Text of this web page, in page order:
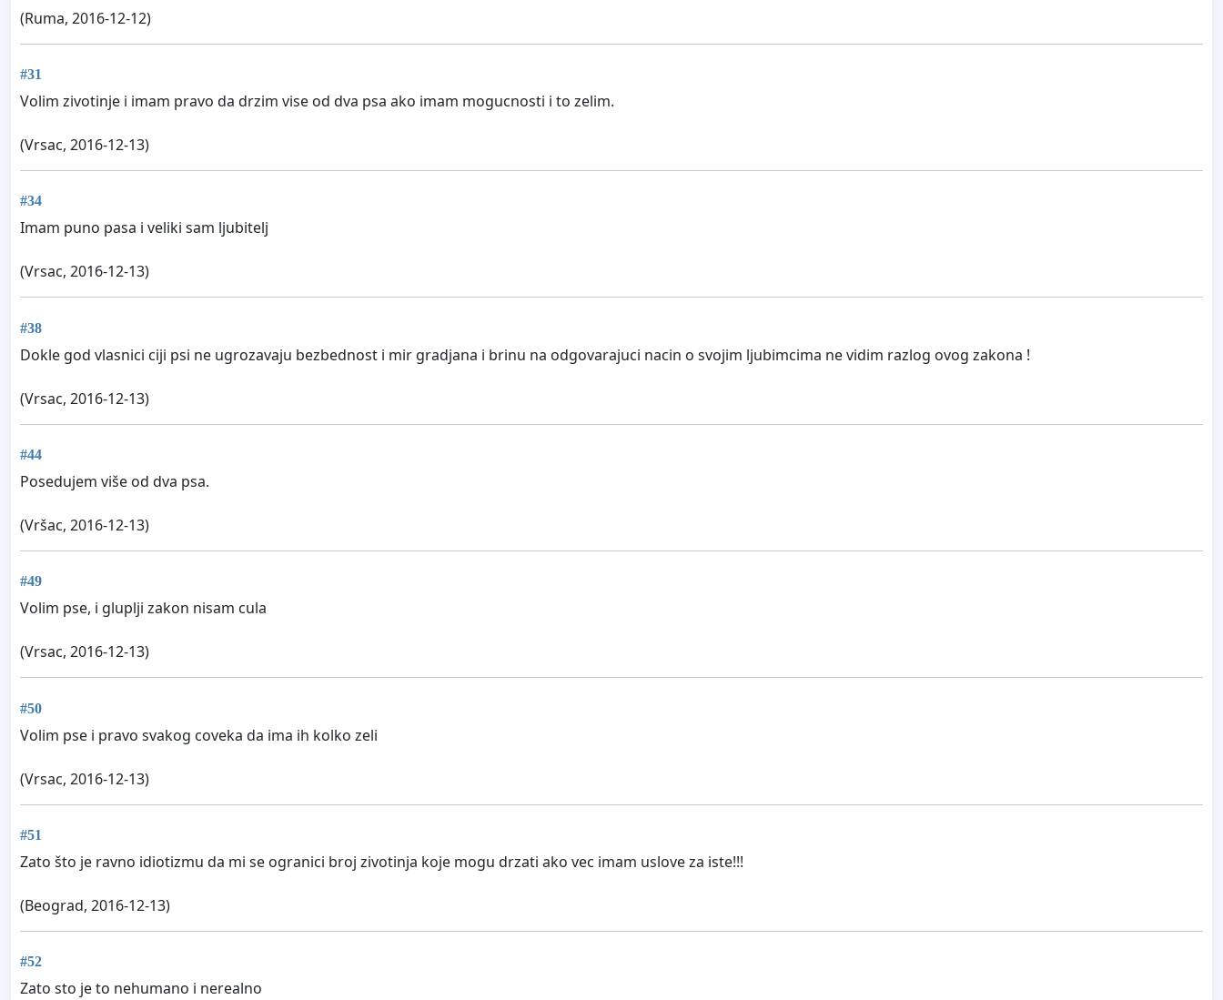
(Ruma, 2016-12-12)
#31
Volim zivotinje i imam pravo da drzim vise od dva psa ako imam mogucnosti i to zelim.
(Vrsac, 2016-12-13)
#34
Imam puno pasa i veliki sam ljubitelj
(Vrsac, 2016-12-13)
#38
Dokle god vlasnici ciji psi ne ugrozavaju bezbednost i mir gradjana i brinu na odgovarajuci nacin o svojim ljubimcima ne vidim razlog ovog zakona !
(Vrsac, 2016-12-13)
#44
Posedujem više od dva psa.
(Vršac, 2016-12-13)
#49
Volim pse, i gluplji zakon nisam cula
(Vrsac, 2016-12-13)
#50
Volim pse i pravo svakog coveka da ima ih kolko zeli
(Vrsac, 2016-12-13)
#51
Zato što je ravno idiotizmu da mi se ogranici broj zivotinja koje mogu drzati ako vec imam uslove za iste!!!
(Beograd, 2016-12-13)
#52
Zato sto je to nehumano i nerealno